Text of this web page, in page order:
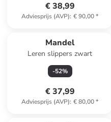
€ 38,99
Adviesprijs (AVP): € 90,00*
Mandel
Leren slippers zwart
-52%
€ 37,99
Adviesprijs (AVP): € 80,00*